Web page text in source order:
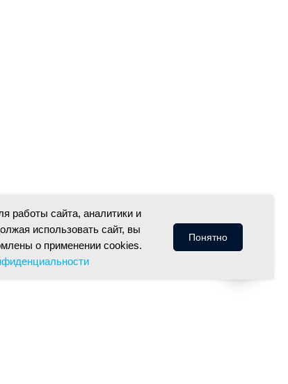
работы сайта, аналитики и
использовать сайт, вы
о применении cookies.
Понятно